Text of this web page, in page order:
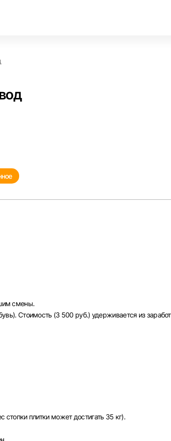
кабинет
смены.
Стоимость (3 500 руб.) удерживается из
стопки плитки может достигать 35 кг).